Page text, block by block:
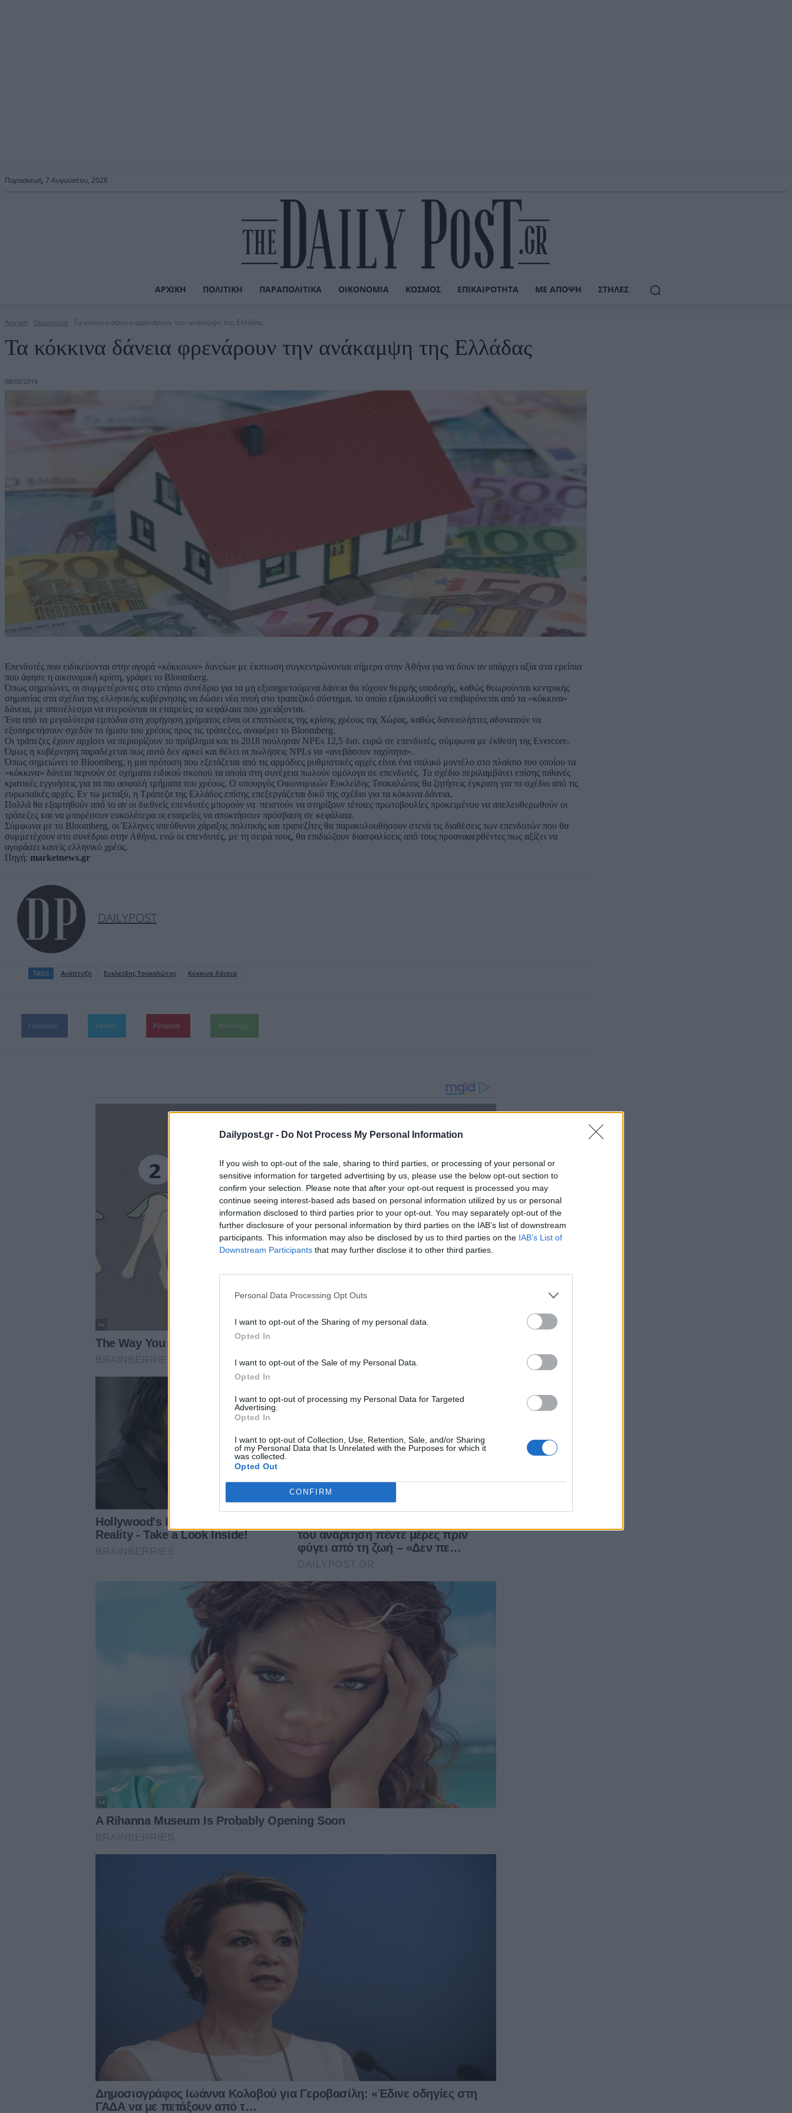
Dailypost.gr - Do Not Process My Personal Information
If you wish to opt-out of the sale, sharing to third parties, or processing of your personal or
sensitive information for targeted advertising by us, please use the below opt-out section to
confirm your selection. Please note that after your opt-out request is processed you may
continue seeing interest-based ads based on personal information utilized by us or personal
information disclosed to third parties prior to your opt-out. You may separately opt-out of the
further disclosure of your personal information by third parties on the IAB’s list of downstream
participants. This information may also be disclosed by us to third parties on the IAB’s List of
Downstream Participants that may further disclose it to other third parties.
Personal Data Processing Opt Outs
I want to opt-out of the Sharing of my personal data.
Opted In
I want to opt-out of the Sale of my Personal Data.
Opted In
I want to opt-out of processing my Personal Data for Targeted
Advertising.
Opted In
I want to opt-out of Collection, Use, Retention, Sale, and/or Sharing
of my Personal Data that Is Unrelated with the Purposes for which it
was collected.
Opted Out
CONFIRM
Παρασκευή, 7 Αυγούστου, 2026
ΑΡΧΙΚΉ ΠΟΛΙΤΙΚΉ ΠΑΡΑΠΟΛΙΤΙΚΆ ΟΙΚΟΝΟΜΊΑ ΚΌΣΜΟΣ ΕΠΙΚΑΙΡΌΤΗΤΑ ΜΕ ΆΠΟΨΗ ΣΤΉΛΕΣ
Αρχική Οικονομία Τα κόκκινα δάνεια φρενάρουν την ανάκαμψη της Ελλάδας
Τα κόκκινα δάνεια φρενάρουν την ανάκαμψη της Ελλάδας
08/02/2019
Επενδυτές που ειδικεύονται στην αγορά «κόκκινων» δανείων με έκπτωση συγκεντρώνονται σήμερα στην Αθήνα για να δουν αν υπάρχει αξία στα ερείπια
που άφησε η οικονομική κρίση, γράφει το Bloomberg.
Όπως σημειώνει, οι συμμετέχοντες στο ετήσιο συνέδριο για τα μη εξυπηρετούμενα δάνεια θα τύχουν θερμής υποδοχής, καθώς θεωρούνται κεντρικής
σημασίας στα σχέδια της ελληνικής κυβέρνησης να δώσει νέα πνοή στο τραπεζικό σύστημα, το οποίο εξακολουθεί να επιβαρύνεται από τα «κόκκινα»
δάνεια, με αποτέλεσμα να στερούνται οι εταιρείες τα κεφάλαια που χρειάζονται.
Ένα από τα μεγαλύτερα εμπόδια στη χορήγηση χρήματος είναι οι επιπτώσεις της κρίσης χρέους της Χώρας, καθώς δανειολήπτες αδυνατούν να
εξυπηρετήσουν σχεδόν το ήμισυ του χρέους προς τις τράπεζες, αναφέρει το Bloomberg.
Οι τράπεζες έχουν αρχίσει να περιορίζουν το πρόβλημα και το 2018 πούλησαν NPEs 12,5 δισ. ευρώ σε επενδυτές, σύμφωνα με έκθεση της Evercore.
Όμως η κυβέρνηση παραδέχεται πως αυτό δεν αρκεί και θέλει οι πωλήσεις NPLs να «ανεβάσουν ταχύτητα».
Όπως σημειώνει το Bloomberg, η μια πρόταση που εξετάζεται από τις αρμόδιες ρυθμιστικές αρχές είναι ένα ιταλικό μοντέλο στο πλαίσιο του οποίου τα
«κόκκινα» δάνεια περνούν σε οχήματα ειδικού σκοπού τα οποία στη συνέχεια πωλούν ομόλογα σε επενδυτές. Το σχέδιο περιλαμβάνει επίσης πιθανές
κρατικές εγγυήσεις για τα πιο ασφαλή τμήματα του χρέους. Ο υπουργός Οικονομικών Ευκλείδης Τσακαλώτος θα ζητήσεις έγκριση για το σχέδιο από τις
ευρωπαϊκές αρχές. Εν τω μεταξύ, η Τράπεζα της Ελλάδος επίσης επεξεργάζεται δικό της σχέδιο για τα κόκκινα δάνεια.
Πολλά θα εξαρτηθούν από το αν οι διεθνείς επενδυτές μπορούν να πειστούν να στηρίξουν τέτοιες πρωτοβουλίες προκειμένου να απελευθερωθούν οι
τράπεζες και να μπορέσουν ευκολότερα οι εταιρείες να αποκτήσουν πρόσβαση σε κεφάλαια.
Σύμφωνα με το Bloomberg, οι Έλληνες υπεύθυνοι χάραξης πολιτικής και τραπεζίτες θα παρακολουθήσουν στενά τις διαθέσεις των επενδυτών που θα
συμμετέχουν στο συνέδριο στην Αθήνα, ενώ οι επενδυτές, με τη σειρά τους, θα επιδιώξουν διασφαλίσεις από τους προαναφερθέντες πως αξίζει να
αγοράσει κανείς ελληνικό χρέος.
Πηγή: marketnews.gr
DAILYPOST
TAGS Ανάπτυξη Ευκλείδης Τσακαλώτος Κόκκινα δάνεια
Facebook Twitter Pinterest WhatsApp